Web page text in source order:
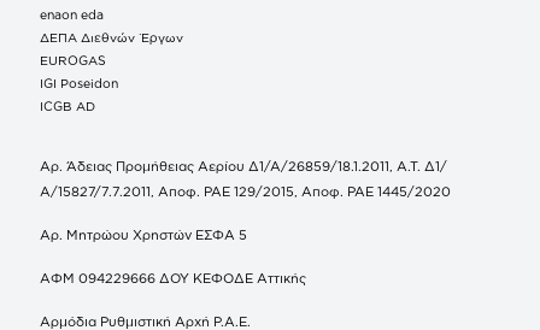
enaon eda
ΔΕΠΑ Διεθνών Έργων
EUROGAS
IGI Poseidon
ICGB AD
Αρ. Άδειας Προμήθειας Αερίου Δ1/Α/26859/18.1.2011, Α.Τ. Δ1/
Α/15827/7.7.2011, Αποφ. ΡΑΕ 129/2015, Αποφ. ΡΑΕ 1445/2020
Αρ. Μητρώου Χρηστών ΕΣΦΑ 5
ΑΦΜ 094229666 ΔΟΥ ΚΕΦΟΔΕ Αττικής
Αρμόδια Ρυθμιστική Αρχή Ρ.Α.Ε.